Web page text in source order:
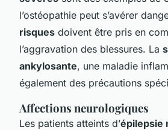
l’ostéopathie peut s’avérer
risques doivent être pris en
l’aggravation des blessures. La
ankylosante, une maladie
également des précautions
Affections neurologiques
Les patients atteints d’épilepsie